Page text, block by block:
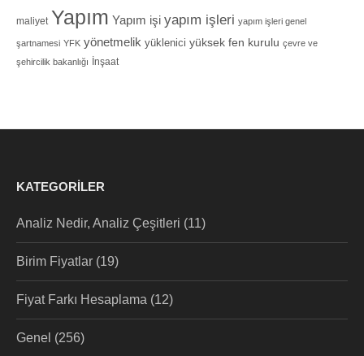
maliyet Yapım Yapım işi yapım işleri yapım işleri genel
şartnamesi YFK yönetmelik yüklenici yüksek fen kurulu çevre ve
şehircilik bakanlığı
İnşaat
KATEGORILER
Analiz Nedir, Analiz Çeşitleri (11)
Birim Fiyatlar (19)
Fiyat Farkı Hesaplama (12)
Genel (256)